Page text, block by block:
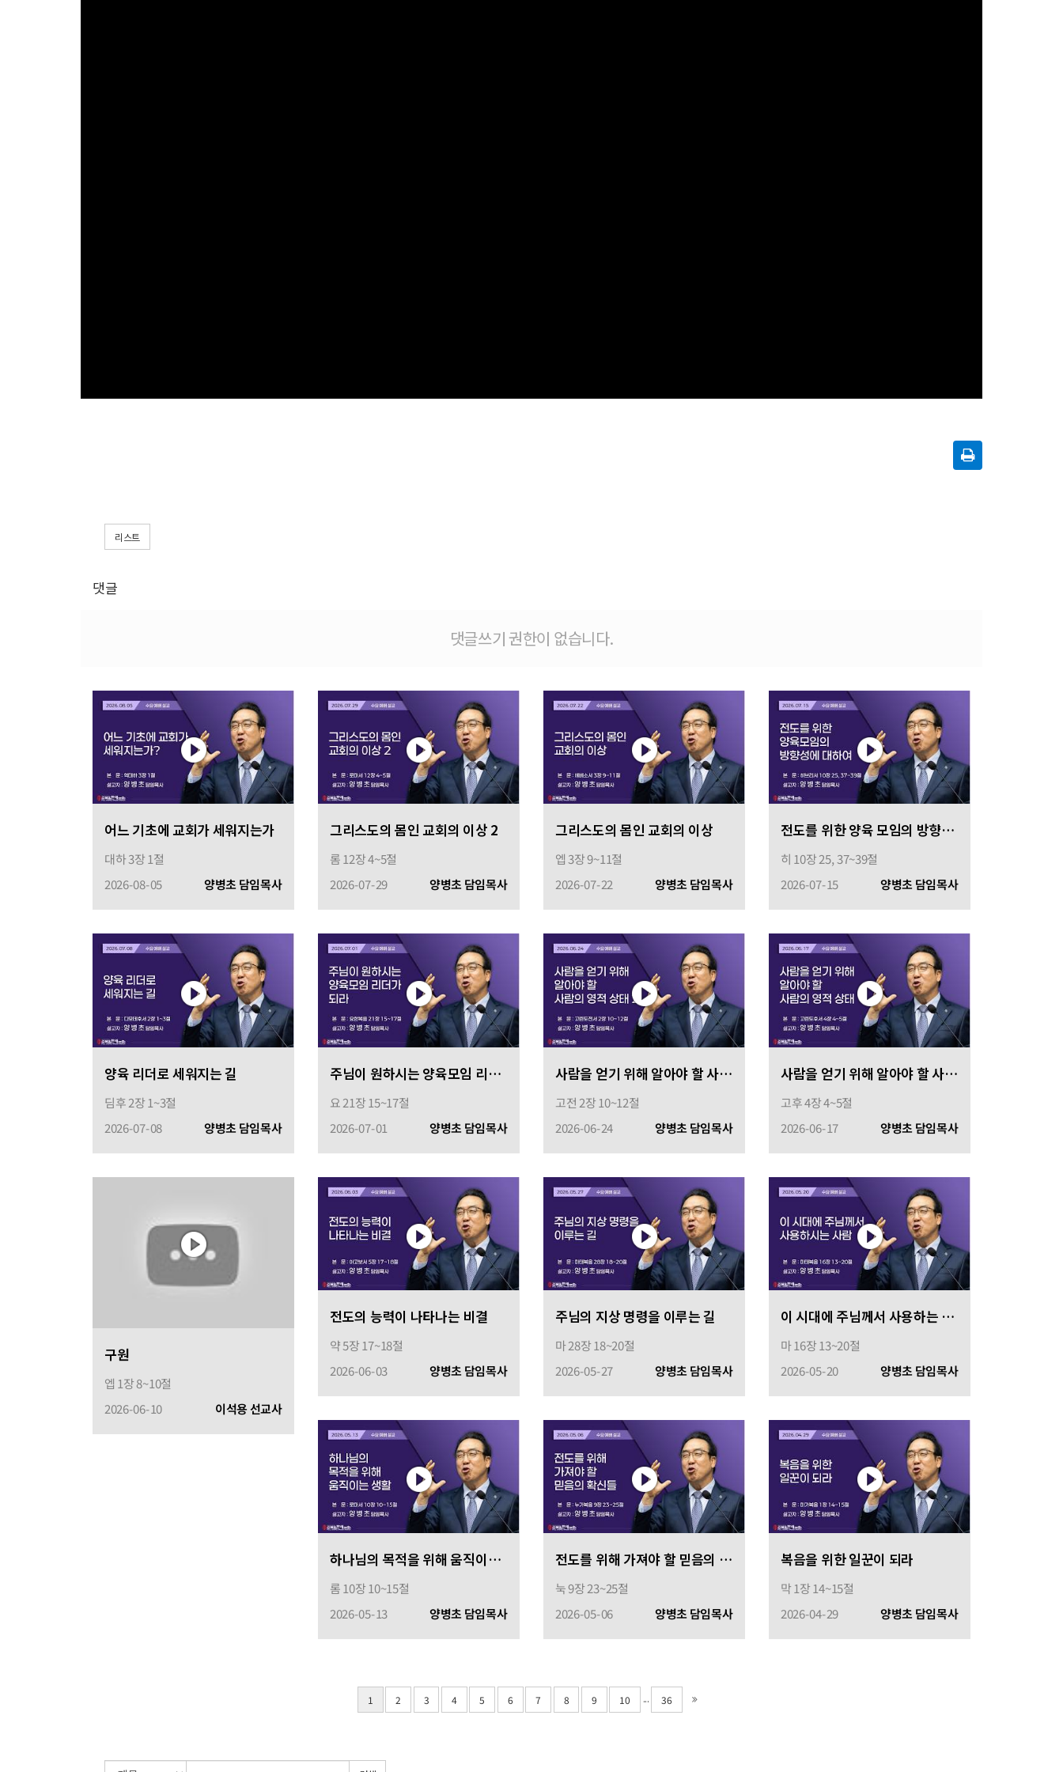
리스트
댓글
댓글쓰기 권한이 없습니다.
어느 기초에 교회가 세워지는가
대하 3장 1절
2026-08-05
양병초 담임목사
그리스도의 몸인 교회의 이상 2
롬 12장 4~5절
2026-07-29
양병초 담임목사
그리스도의 몸인 교회의 이상
엡 3장 9~11절
2026-07-22
양병초 담임목사
전도를 위한 양육 모임의 방향성에 대하여
히 10장 25, 37~39절
2026-07-15
양병초 담임목사
양육 리더로 세워지는 길
딤후 2장 1~3절
2026-07-08
양병초 담임목사
주님이 원하시는 양육모임 리더가 되라
요 21장 15~17절
2026-07-01
양병초 담임목사
사람을 얻기 위해 알아야 할 사람의 영적 상태 2
고전 2장 10~12절
2026-06-24
양병초 담임목사
사람을 얻기 위해 알아야 할 사람의 영적 상태
고후 4장 4~5절
2026-06-17
양병초 담임목사
구원
엡 1장 8~10절
2026-06-10
이석용 선교사
전도의 능력이 나타나는 비결
약 5장 17~18절
2026-06-03
양병초 담임목사
주님의 지상 명령을 이루는 길
마 28장 18~20절
2026-05-27
양병초 담임목사
이 시대에 주님께서 사용하는 사람
마 16장 13~20절
2026-05-20
양병초 담임목사
하나님의 목적을 위해 움직이는 생활
롬 10장 10~15절
2026-05-13
양병초 담임목사
전도를 위해 가져야 할 믿음의 확신들
눅 9장 23~25절
2026-05-06
양병초 담임목사
복음을 위한 일꾼이 되라
막 1장 14~15절
2026-04-29
양병초 담임목사
1 2 3 4 5 6 7 8 9 10 ... 36